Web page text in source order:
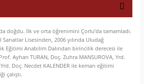
doğdu. İlk ve orta öğrenimini Çorlu’da tamamladı.
Sanatlar Lisesinden, 2006 yılında Uludağ
Eğitimi Anabilim Dalından birincilik derecesi ile
Ayhan TURAN, Doç. Zuhra MANSUROVA, Yrd.
Doç. Necdet KALENDER ile keman eğitimi
çalıştı.